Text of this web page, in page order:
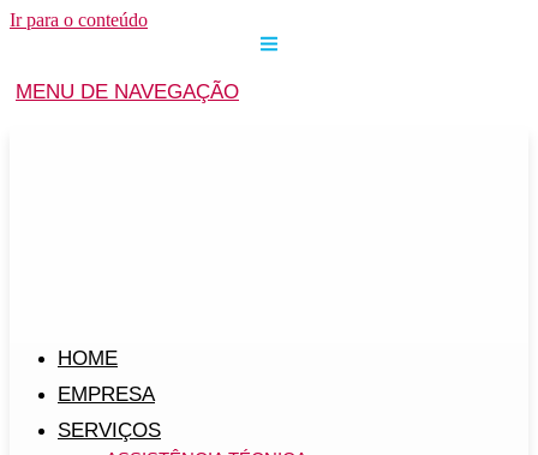
Ir para o conteúdo
MENU DE NAVEGAÇÃO
HOME
EMPRESA
SERVIÇOS